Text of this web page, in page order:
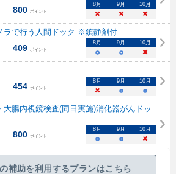
800 ポイント
8 月 9 月 10月
× × ×
ラで行う人間ドック ※鎮静剤付
409 ポイント
8 月 9 月 10月
○ ○ ×
454 ポイント
8 月 9 月 10月
× ○ ○
大腸内視鏡検査(同日実施)消化器がんドッ
800 ポイント
8 月 9 月 10月
○ ○ ×
補助を利用するプランはこちら